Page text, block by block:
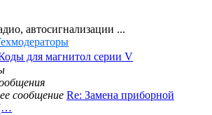
автосигнализации ...
для магнитол серии V
сообщение Re: Замена приборной